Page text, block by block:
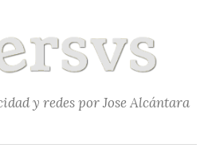
y redes por Jose Alcántara